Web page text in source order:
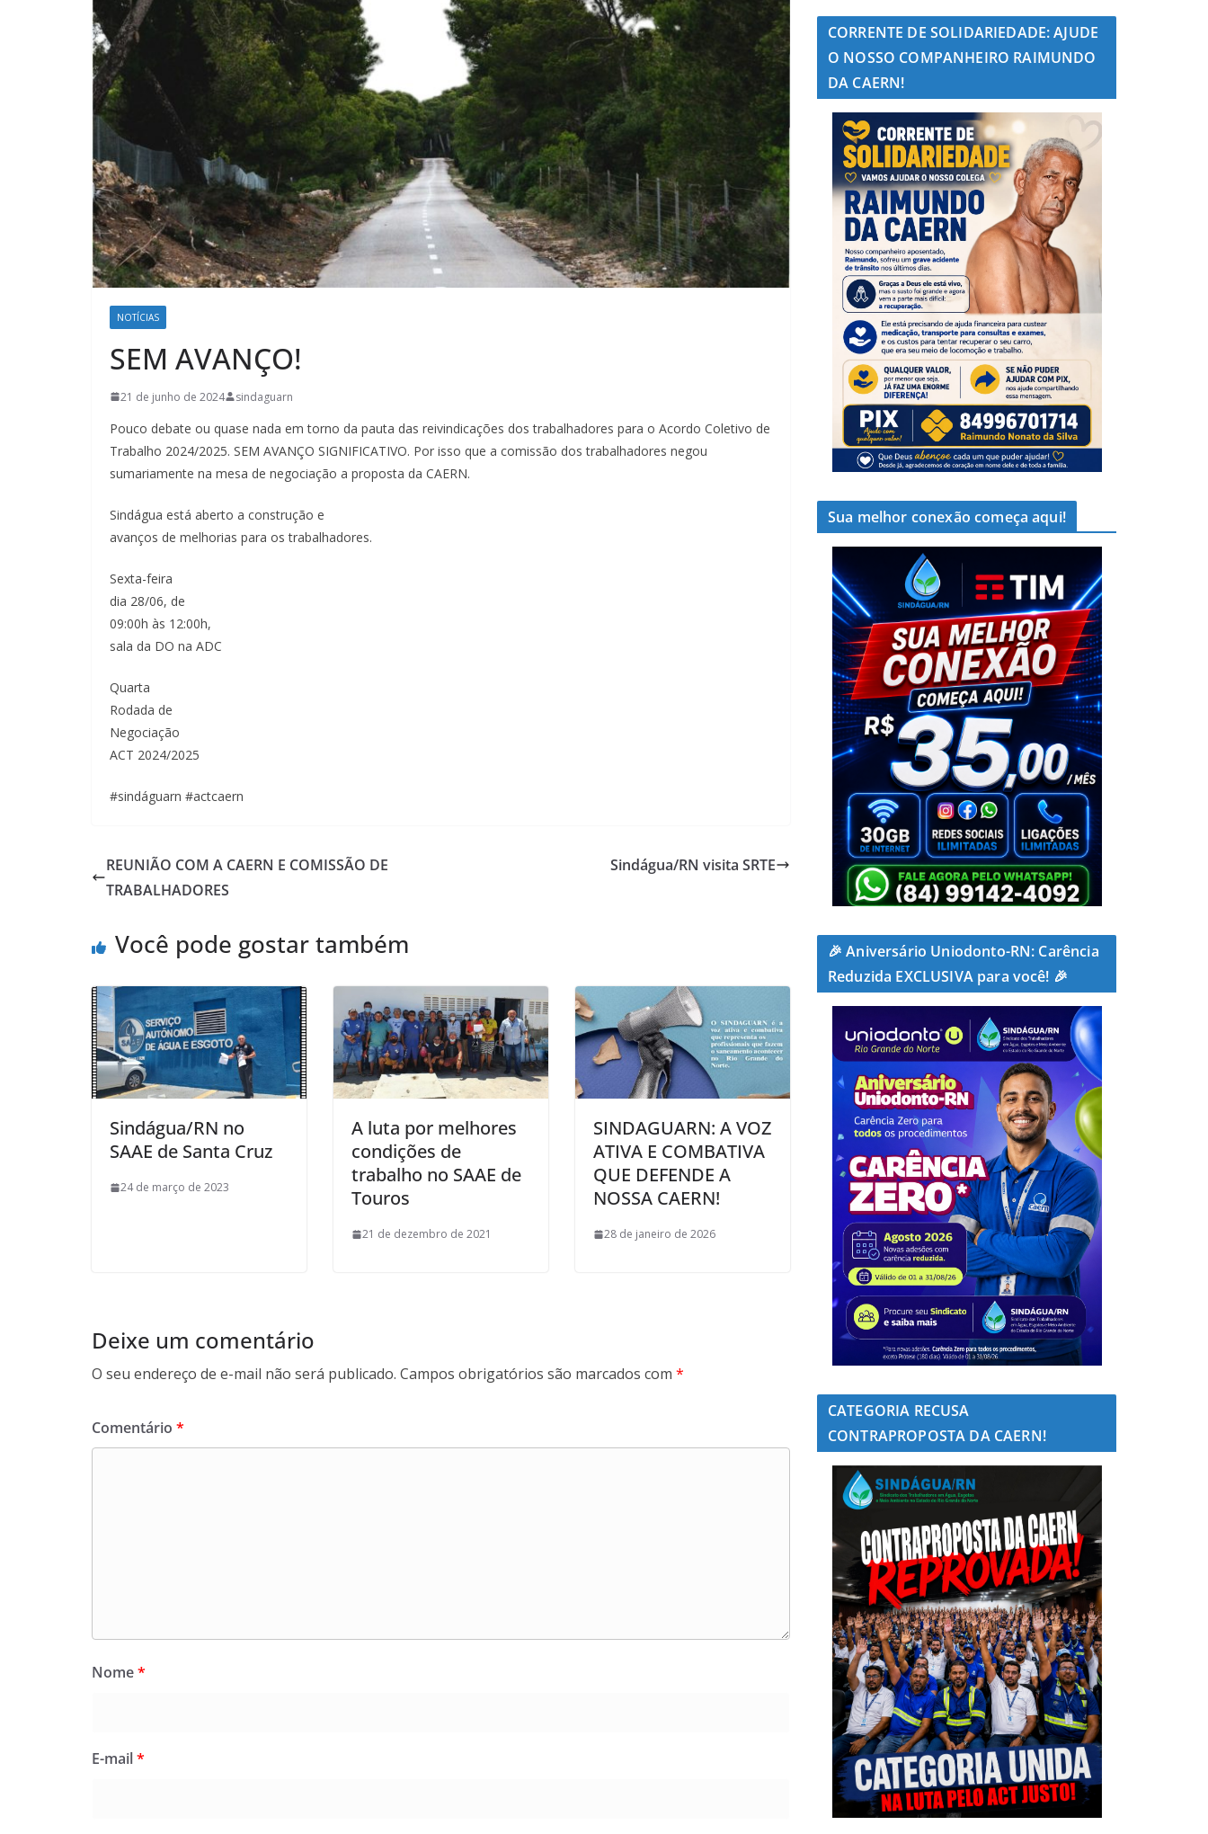
NOTÍCIAS
SEM AVANÇO!
21 de junho de 2024 sindaguarn
Pouco debate ou quase nada em torno da pauta das reivindicações dos trabalhadores para o Acordo Coletivo de
Trabalho 2024/2025. SEM AVANÇO SIGNIFICATIVO. Por isso que a comissão dos trabalhadores negou
sumariamente na mesa de negociação a proposta da CAERN.
Sindágua está aberto a construção e
avanços de melhorias para os trabalhadores.
Sexta-feira
dia 28/06, de
09:00h às 12:00h,
sala da DO na ADC
Quarta
Rodada de
Negociação
ACT 2024/2025
#sindáguarn #actcaern
REUNIÃO COM A CAERN E COMISSÃO DE
TRABALHADORES
Sindágua/RN visita SRTE
Você pode gostar também
Sindágua/RN no
SAAE de Santa Cruz
24 de março de 2023
A luta por melhores
condições de
trabalho no SAAE de
Touros
21 de dezembro de 2021
SINDAGUARN: A VOZ
ATIVA E COMBATIVA
QUE DEFENDE A
NOSSA CAERN!
28 de janeiro de 2026
Deixe um comentário
O seu endereço de e-mail não será publicado. Campos obrigatórios são marcados com *
Comentário *
Nome*
E-mail*
CORRENTE DE SOLIDARIEDADE: AJUDE
O NOSSO COMPANHEIRO RAIMUNDO
DA CAERN!
Sua melhor conexão começa aqui!
🎉 Aniversário Uniodonto-RN: Carência
Reduzida EXCLUSIVA para você! 🎉
CATEGORIA RECUSA
CONTRAPROPOSTA DA CAERN!